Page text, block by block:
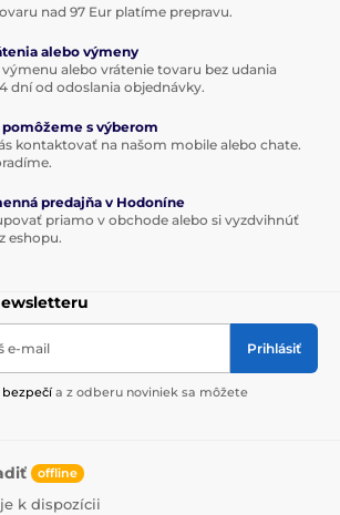
nad 97 Eur platíme prepravu.
alebo výmeny
alebo vrátenie tovaru bez udania
dní od odoslania objednávky.
pomôžeme s výberom
kontaktovať na našom mobile alebo chate.
predajňa v Hodoníne
priamo v obchode alebo si vyzdvihnúť
eshopu.
e-mail Prihlásiť
bezpečí a z odberu noviniek sa môžete
offline
k dispozícii